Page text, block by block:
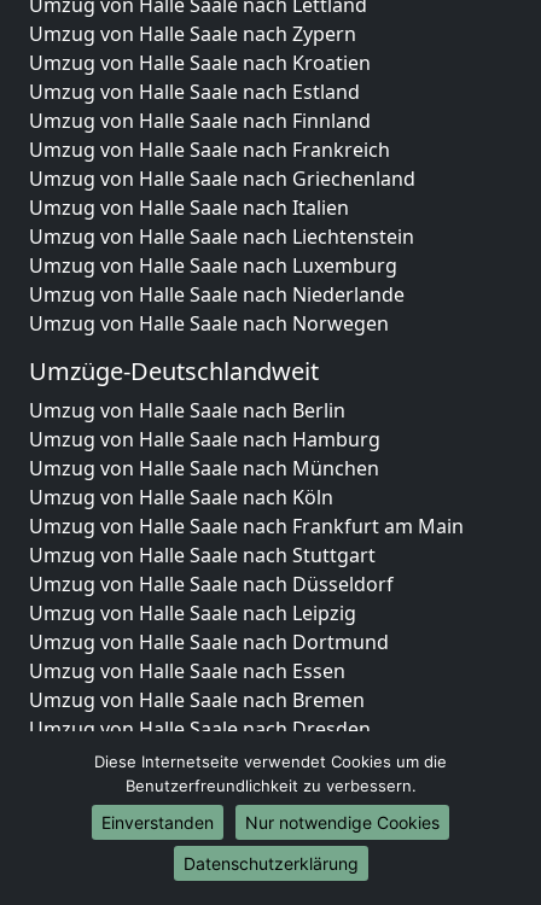
Umzug von Halle Saale nach Zypern
Umzug von Halle Saale nach Kroatien
Umzug von Halle Saale nach Estland
Umzug von Halle Saale nach Finnland
Umzug von Halle Saale nach Frankreich
Umzug von Halle Saale nach Griechenland
Umzug von Halle Saale nach Italien
Umzug von Halle Saale nach Liechtenstein
Umzug von Halle Saale nach Luxemburg
Umzug von Halle Saale nach Niederlande
Umzug von Halle Saale nach Norwegen
Umzüge-Deutschlandweit
Umzug von Halle Saale nach Berlin
Umzug von Halle Saale nach Hamburg
Umzug von Halle Saale nach München
Umzug von Halle Saale nach Köln
Umzug von Halle Saale nach Frankfurt am Main
Umzug von Halle Saale nach Stuttgart
Umzug von Halle Saale nach Düsseldorf
Umzug von Halle Saale nach Leipzig
Umzug von Halle Saale nach Dortmund
Umzug von Halle Saale nach Essen
Umzug von Halle Saale nach Bremen
Umzug von Halle Saale nach Dresden
Umzug von Halle Saale nach Hannover
Umzug von Halle Saale nach Nürnberg
Umzug von Halle Saale nach Duisburg
Umzug von Halle Saale nach Bochum
Umzug von Halle Saale nach Wuppertal
Diese Internetseite verwendet Cookies um die
Benutzerfreundlichkeit zu verbessern.
Einverstanden
Nur notwendige Cookies
Datenschutzerklärung